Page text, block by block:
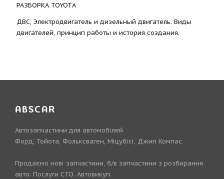
РАЗБОРКА TOYOTА
ДВС, Электродвигатель и дизельный двигатель. Виды
двигателей, принцип работы и история создания.
ABSCAR
Автозапчастини для автомобілей
Форд, Тойота, Фольксваген, Міцубісі, Джип Компас
Продаємо нові запчастини, б/в запчастини з розбирання
авто. Послуги СТО. Автовикуп.